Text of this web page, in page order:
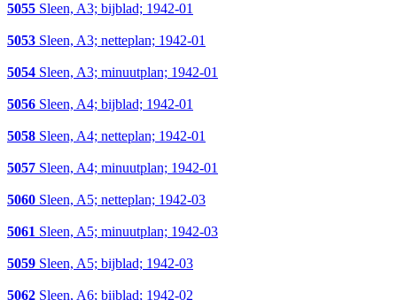
5055 Sleen, A3; bijblad; 1942-01
5053 Sleen, A3; netteplan; 1942-01
5054 Sleen, A3; minuutplan; 1942-01
5056 Sleen, A4; bijblad; 1942-01
5058 Sleen, A4; netteplan; 1942-01
5057 Sleen, A4; minuutplan; 1942-01
5060 Sleen, A5; netteplan; 1942-03
5061 Sleen, A5; minuutplan; 1942-03
5059 Sleen, A5; bijblad; 1942-03
5062 Sleen, A6; bijblad; 1942-02